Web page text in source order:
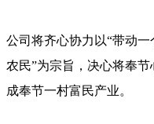
公司将齐心协力以“带动
农民”为宗旨，决心将奉
成奉节一村富民产业。